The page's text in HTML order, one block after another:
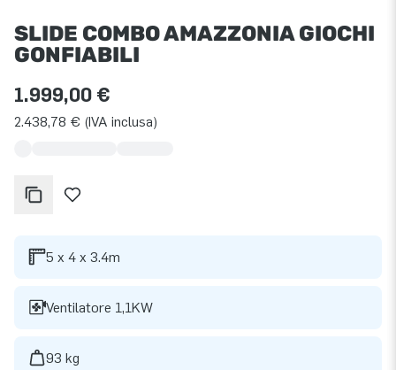
SLIDE COMBO AMAZZONIA GIOCHI
GONFIABILI
1.999,00 €
2.438,78 € (IVA inclusa)
5 x 4 x 3.4m
Ventilatore 1,1KW
93 kg